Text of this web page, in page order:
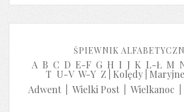
ŚPIEWNIK
A B C D E-F G H I J K L-Ł M
T U-V W-Y Z Kolędy Maryjne
Adwent| Wielki Post| Wielkanoc